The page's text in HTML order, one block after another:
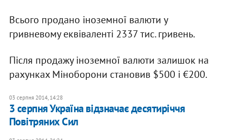
Всього продано іноземної валюти у
гривневому еквіваленті 2337 тис. гривень.
Після продажу іноземної валюти залишок на
рахунках Міноборони становив $500 і €200.
03 серпня 2014, 14:28
3 серпня Україна відзначає десятиріччя
Повітряних Сил